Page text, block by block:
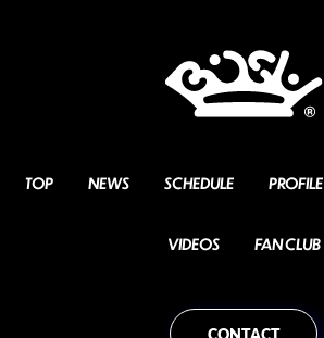
TOP NEWS SCHEDULE PROFILE
VIDEOS FAN CLUB
CONTACT